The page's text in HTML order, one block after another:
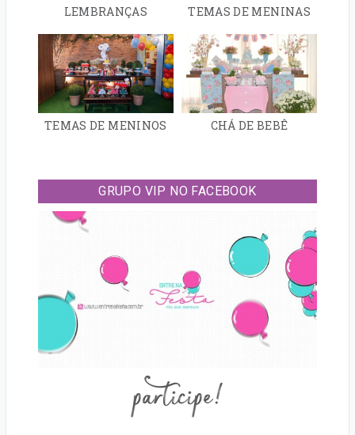
LEMBRANÇAS TEMAS DE MENINAS
TEMAS DE MENINOS CHÁ DE BEBÊ
GRUPO VIP NO FACEBOOK
participe!